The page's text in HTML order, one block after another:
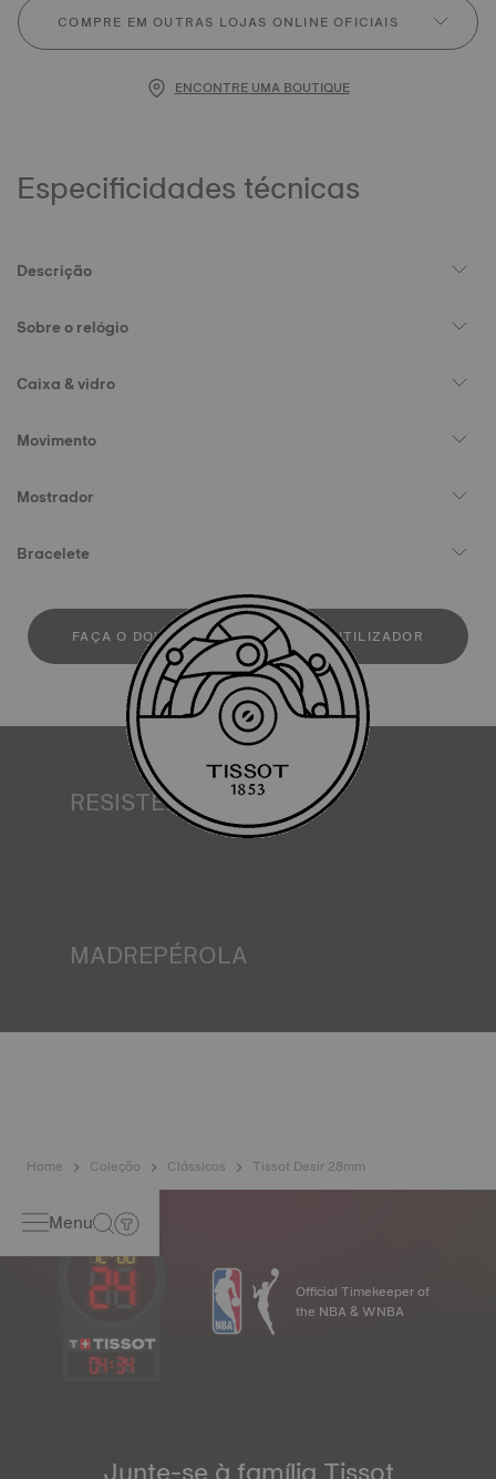
COMPRE EM OUTRAS LOJAS ONLINE OFICIAIS
ENCONTRE UMA BOUTIQUE
Especificidades técnicas
Descrição
Sobre o relógio
Caixa & vidro
Movimento
Mostrador
Bracelete
FAÇA O DOWLOAD DO MANUAL DE UTILIZADOR
RESISTÊNCIA À ÁGUA
Todas as caixas de relógio Tissot são submetidas a vários
MADREPÉROLA
Home Coleção Clássicos Tissot Desir 28mm
Menu
04: 34
Official Timekeeper of
the NBA & WNBA